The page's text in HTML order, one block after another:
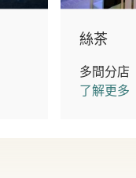
絲茶
多間分店
了解更多